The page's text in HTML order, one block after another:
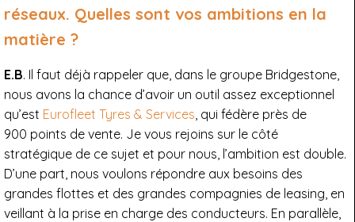
réseaux. Quelles sont vos ambitions en la
matière ?
E.B. Il faut déjà rappeler que, dans le groupe Bridgestone,
nous avons la chance d’avoir un outil assez exceptionnel
qu’est Eurofleet Tyres & Services , qui fédère près de
900 points de vente. Je vous rejoins sur le côté
stratégique de ce sujet et pour nous, l’ambition est double.
D’une part, nous voulons répondre aux besoins des
grandes flottes et des grandes compagnies de leasing, en
veillant à la prise en charge des conducteurs. En parallèle,